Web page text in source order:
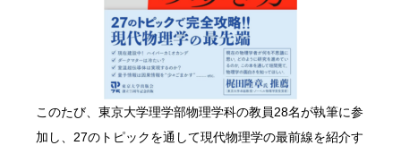
このたび、東京大学理学部物理学科の教員28名が執筆に参
加し、27のトピックを通して現代物理学の最前線を紹介す